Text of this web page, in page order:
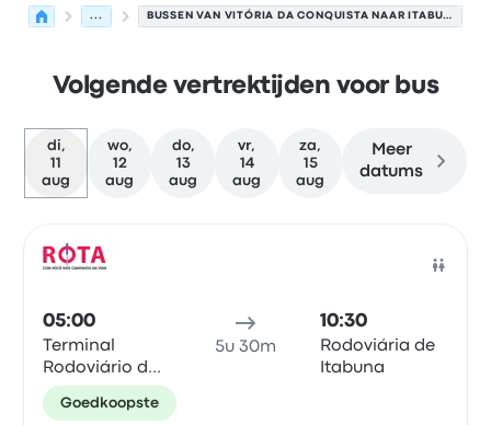
... BUSSEN VAN VITÓRIA DA CONQUISTA NAAR ITABUNA
Volgende vertrektijden voor bus
di,
11
aug
wo,
12
aug
do,
13
aug
vr,
14
aug
za,
15
aug
Meer
datums
05:00
Terminal
Rodoviário de
Vitória da
Conquista
5u 30m
10:30
Rodoviária de
Itabuna
Goedkoopste